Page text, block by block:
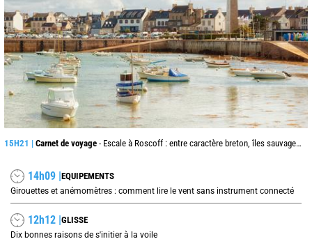
15H21 | Carnet de voyage - Escale à Roscoff : entre caractère breton, îles sauvages et embruns du large
14h09 |EQUIPEMENTS
Girouettes et anémomètres : comment lire le vent sans instrument connecté
12h12 |GLISSE
Dix bonnes raisons de s'initier à la voile